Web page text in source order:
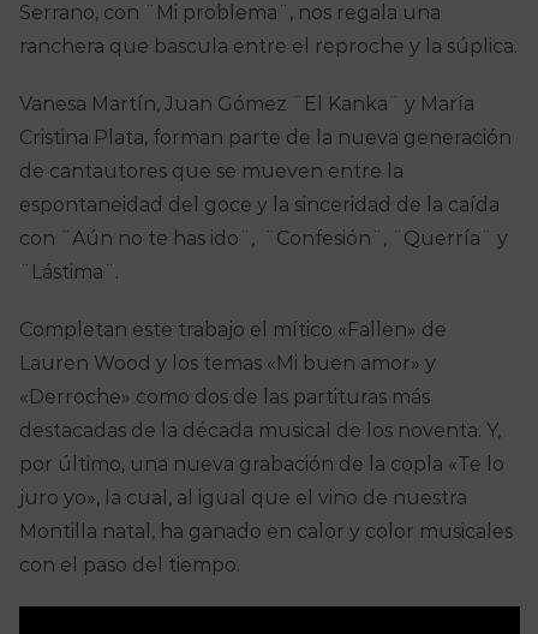
Serrano, con ¨Mi problema¨, nos regala una
ranchera que bascula entre el reproche y la súplica.
Vanesa Martín, Juan Gómez ¨El Kanka¨ y María
Cristina Plata, forman parte de la nueva generación
de cantautores que se mueven entre la
espontaneidad del goce y la sinceridad de la caída
con ¨Aún no te has ido¨, ¨Confesión¨, ¨Querría¨ y
¨Lástima¨.
Completan este trabajo el mítico «Fallen» de
Lauren Wood y los temas «Mi buen amor» y
«Derroche» como dos de las partituras más
destacadas de la década musical de los noventa. Y,
por último, una nueva grabación de la copla «Te lo
juro yo», la cual, al igual que el vino de nuestra
Montilla natal, ha ganado en calor y color musicales
con el paso del tiempo.